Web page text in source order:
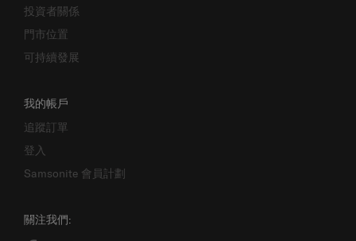
投資者關係
門市位置
可持續發展
我的帳戶
追蹤訂單
登入
Samsonite 會員計劃
關注我們: